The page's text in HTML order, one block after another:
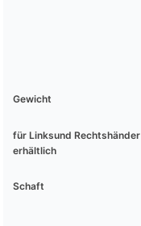
Gewicht
für Linksund Rechtshänder
erhältlich
Schaft